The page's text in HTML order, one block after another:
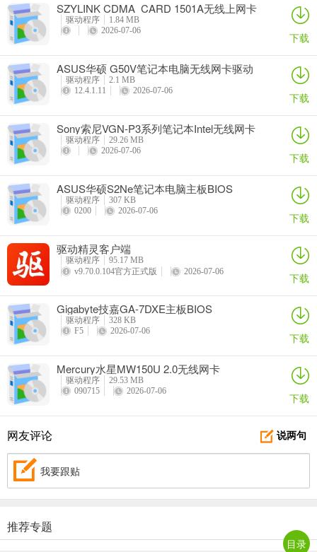
SZYLINK CDMA_CARD 1501A无线上网卡
驱动程序
1.84 MB
2026-07-06
下载
ASUS华硕 G50V笔记本电脑无线网卡驱动
驱动程序
2.1 MB
12.4.1.11
2026-07-06 下载
Sony索尼VGN-P3系列笔记本Intel无线网卡
驱动
驱动程序
29.26 MB
2026-07-06
下载
ASUS华硕S2Ne笔记本电脑主板BIOS
驱动程序
307 KB
0200
2026-07-06 下载
驱动精灵客户端
驱动程序
95.17 MB
v9.70.0.104官方正式版
2026-07-06 下载
Gigabyte技嘉GA-7DXE主板BIOS
驱动程序
328 KB
F5
2026-07-06 下载
Mercury水星MW150U 2.0无线网卡
驱动程序
29.53 MB
090715
2026-07-06 下载
说两句
网友评论
我要跟贴
推荐专题
目录